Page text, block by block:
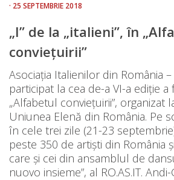
· 25 SEPTEMBRIE 2018
„I” de la „italieni”, în
conviețuirii”
Asociația Italienilor din România –
participat la cea de-a VI-a ediție a
„Alfabetul conviețuirii”, organizat
Uniunea Elenă din România. Pe
în cele trei zile (21-23
peste 350 de artiști din România
care și cei din ansamblul de
nuovo insieme”, al RO.AS.IT.